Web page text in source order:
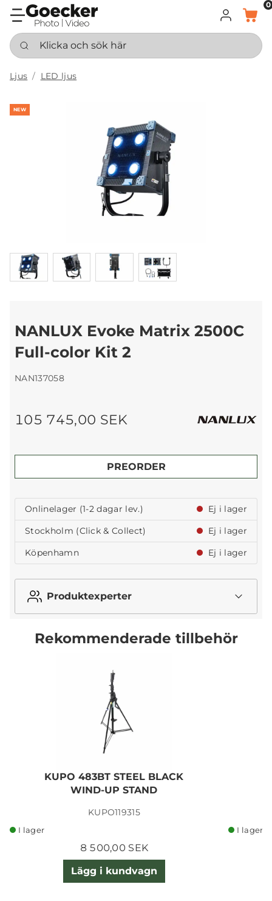
LOGGA IN
KORG
0
Klicka och sök här
Ljus LED ljus
NEW
NANLUX Evoke Matrix 2500C
Full-color Kit 2
NAN137058
105 745,00 SEK
PREORDER
Onlinelager (1-2 dagar lev.)
Ej i lager
Stockholm (Click & Collect)
Ej i lager
Köpenhamn
Ej i lager
Produktexperter
Rekommenderade tillbehör
KUPO 483BT STEEL BLACK
WIND-UP STAND
KUPO119315
I lager
8 500,00 SEK
Lägg i kundvagn
I lager